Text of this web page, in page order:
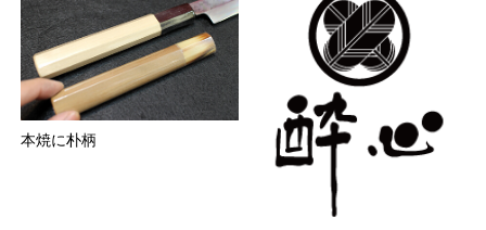
本焼に朴柄